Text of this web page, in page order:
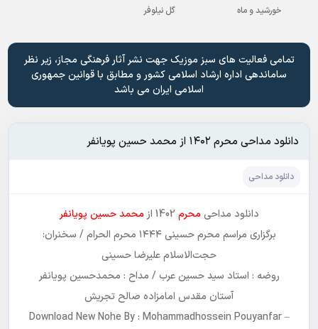
خورشید و ماه
گل نیلوفر
تمامی فعالیت های سبز موزیک جهت نشر آثار فرهنگی مجاز، زیر نظر
ساماندهی اداره ارشاد اسلامی کشور و مطابق با قوانین جمهوری
اسلامی ایران می باشد
دانلود مداحی محرم ۱۴۰۲ از محمد حسین پویانفر
دانلود مداحی
دانلود مداحی محرم
محمد حسین پویانفر
برگزاری مراسم محرم حسینی ۱۴۴۴ محرم الحرام / سخنران:
حجت‌الاسلام‌ علیرضا‌ حسینی
روضه‌ : ‌استاد‌ سید‌ حسین‌ عرب / مداح : محمدحسین پویانفر
آستان‌ مقدس‌ امامزاده‌ صالح‌ تجریش
Download New Nohe By : Mohammadhossein Pouyanfar –